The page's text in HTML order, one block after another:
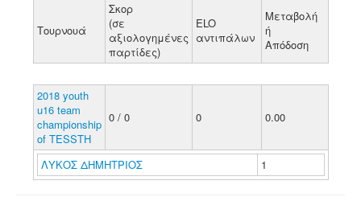
Τουρνουά
Σκορ
(σε
αξιολογημένες
παρτίδες)
ELO
αντιπάλων
Μεταβολή
ή
Απόδοση
2018 youth
u16 team
championship
of TESSTH
0 / 0 0 0.00
ΛΥΚΟΣ ΔΗΜΗΤΡΙΟΣ 1